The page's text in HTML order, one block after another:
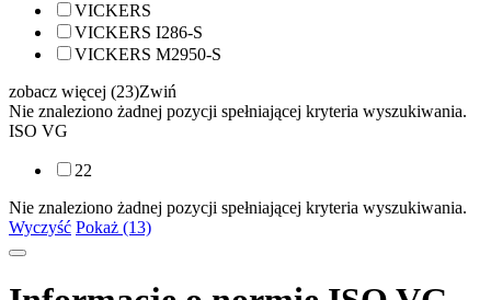
VICKERS
VICKERS I286-S
VICKERS M2950-S
zobacz więcej (23)Zwiń
Nie znaleziono żadnej pozycji spełniającej kryteria wyszukiwania.
ISO VG
22
Nie znaleziono żadnej pozycji spełniającej kryteria wyszukiwania.
Wyczyść Pokaż (13)